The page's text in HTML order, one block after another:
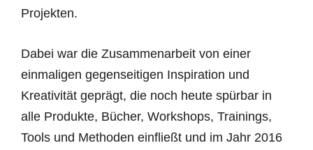
Projekten.
Dabei war die Zusammenarbeit von einer
einmaligen gegenseitigen Inspiration und
Kreativität geprägt, die noch heute spürbar in
alle Produkte, Bücher, Workshops, Trainings,
Tools und Methoden einfließt und im Jahr 2016